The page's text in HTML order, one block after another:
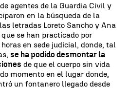
agentes de la Guardia Civil y
en la búsqueda de la
letradas Loreto Sancho y Ana
se han practicado por
en sede judicial, donde, tal
se ha podido desmontar la
de que el cuerpo sin vida
momento en el lugar donde,
un fontanero llegado desde